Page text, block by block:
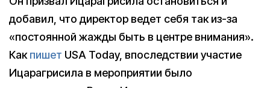
добавил, что директор ведет себя так из-за
«постоянной жажды быть в центре внимания».
Какпишет USA Today, впоследствии участие
Ицарагрисила в мероприятии было